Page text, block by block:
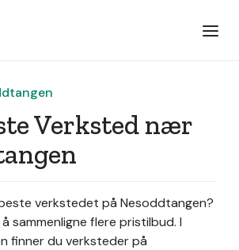
Verksted nær
verkstedet på Nesoddtangen?
sammenligne flere pristilbud. I
finner du verksteder på